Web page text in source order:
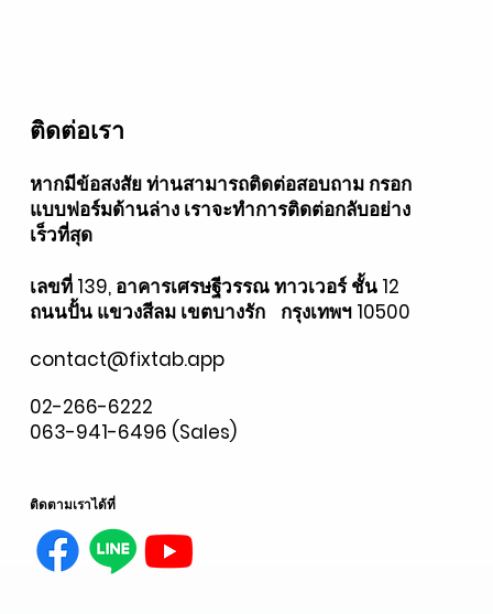
ติดต่อเรา
หากมีข้อสงสัย ท่านสามารถติดต่อสอบถาม กรอก
แบบฟอร์มด้านล่าง เราจะทำการติดต่อกลับอย่าง
เร็วที่สุด
เลขที่ 139, อาคารเศรษฐีวรรณ ทาวเวอร์ ชั้น 12
ถนนปั้น แขวงสีลม เขตบางรัก กรุงเทพฯ 10500
contact@fixtab.app
02-266-6222
063-941-6496 (Sales)
ติดตามเราได้ที่